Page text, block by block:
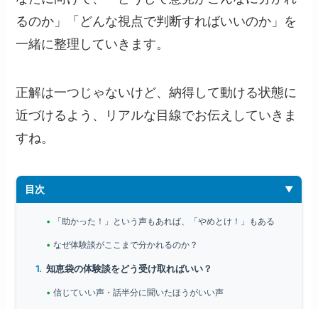
るのか」「どんな視点で判断すればいいのか」を
一緒に整理していきます。
正解は一つじゃないけど、納得して動ける状態に
近づけるよう、リアルな目線でお伝えしていきま
すね。
目次
「助かった！」という声もあれば、「やめとけ！」もある
なぜ体験談がここまで分かれるのか？
知恵袋の体験談をどう受け取ればいい？
信じていい声・話半分に聞いたほうがいい声